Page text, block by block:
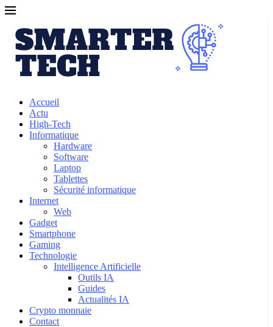
Accueil
Actu
High-Tech
Informatique
Hardware
Software
Laptop
Tablettes
Sécurité informatique
Internet
Web
Gadget
Smartphone
Gaming
Technologie
Intelligence Artificielle
Outils IA
Guides
Actualités IA
Crypto monnaie
Contact